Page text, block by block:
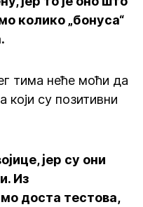
колико „бонуса“
тима неће моћи да
који су позитивни
јер су они
Из
доста тестова,